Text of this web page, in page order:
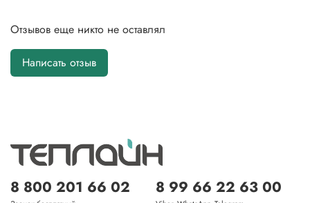
Отзывов еще никто не оставлял
Написать отзыв
8 800 201 66 02 8 99 66 22 63 00